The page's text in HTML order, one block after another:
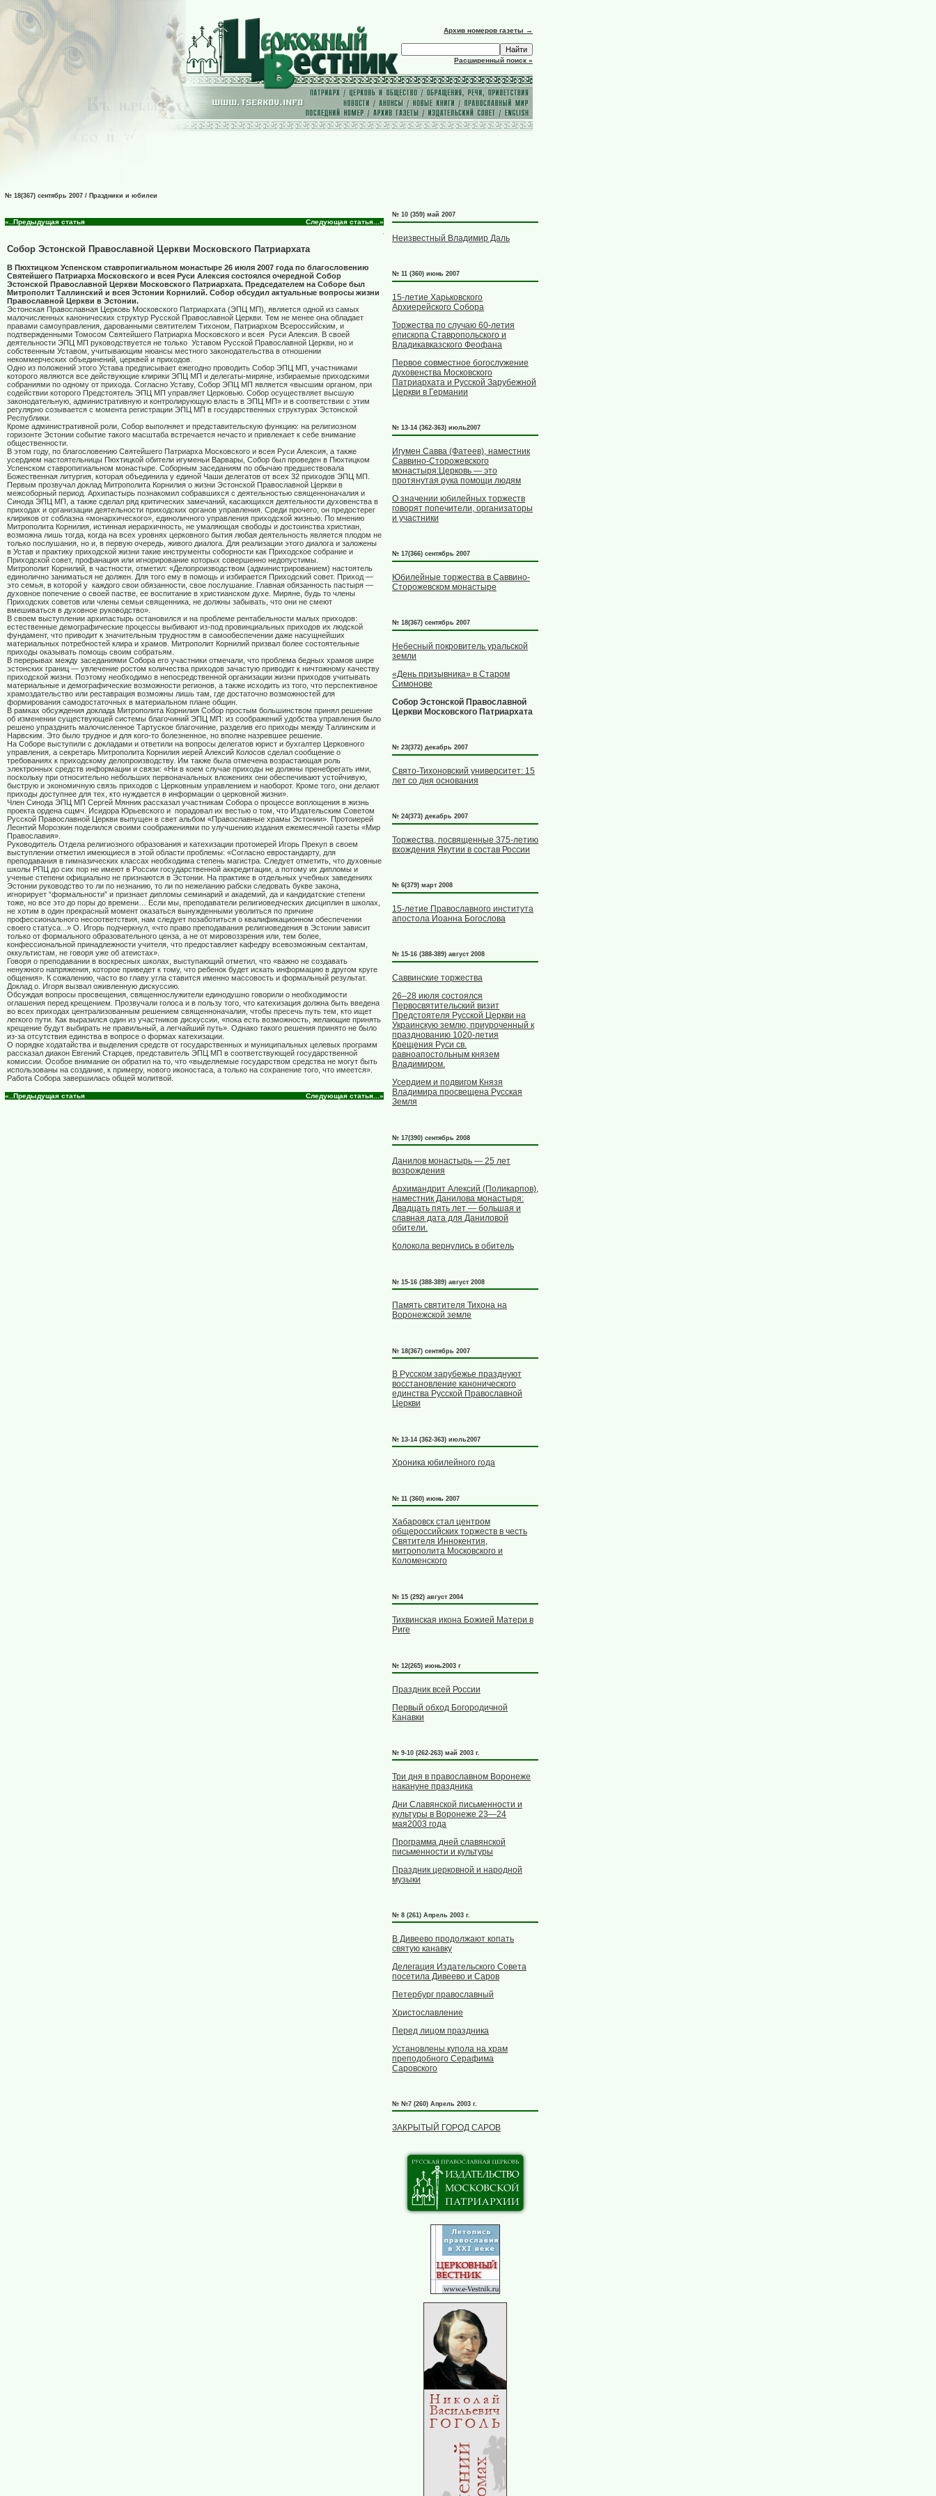
Архив номеров газеты →
Расширенный поиск »
№ 18(367) сентябрь 2007 / Праздники и юбилеи
«..Предыдущая статья Следующая статья...»
Собор Эстонской Православной Церкви Московского Патриархата
В Пюхтицком Успенском ставропигиальном монастыре 26 июля 2007 года по благословению
Святейшего Патриарха Московского и всея Руси Алексия состоялся очередной Собор
Эстонской Православной Церкви Московского Патриархата. Председателем на Соборе был
Митрополит Таллинский и всея Эстонии Корнилий. Собор обсудил актуальные вопросы жизни
Православной Церкви в Эстонии.
Эстонская Православная Церковь Московского Патриархата (ЭПЦ МП), является одной из самых
малочисленных канонических структур Русской Православной Церкви. Тем не менее она обладает
правами самоуправления, дарованными святителем Тихоном, Патриархом Всероссийским, и
подтвержденными Томосом Святейшего Патриарха Московского и всея Руси Алексия. В своей
деятельности ЭПЦ МП руководствуется не только Уставом Русской Православной Церкви, но и
собственным Уставом, учитывающим нюансы местного законодательства в отношении
некоммерческих объединений, церквей и приходов.
Одно из положений этого Устава предписывает ежегодно проводить Собор ЭПЦ МП, участниками
которого являются все действующие клирики ЭПЦ МП и делегаты-миряне, избираемые приходскими
собраниями по одному от прихода. Согласно Уставу, Собор ЭПЦ МП является «высшим органом, при
содействии которого Предстоятель ЭПЦ МП управляет Церковью. Собор осуществляет высшую
законодательную, административную и контролирующую власть в ЭПЦ МП» и в соответствии с этим
регулярно созывается с момента регистрации ЭПЦ МП в государственных структурах Эстонской
Республики.
Кроме административной роли, Собор выполняет и представительскую функцию: на религиозном
горизонте Эстонии событие такого масштаба встречается нечасто и привлекает к себе внимание
общественности.
В этом году, по благословению Святейшего Патриарха Московского и всея Руси Алексия, а также
усердием настоятельницы Пюхтицкой обители игуменьи Варвары, Собор был проведен в Пюхтицком
Успенском ставропигиальном монастыре. Соборным заседаниям по обычаю предшествовала
Божественная литургия, которая объединила у единой Чаши делегатов от всех 32 приходов ЭПЦ МП.
Первым прозвучал доклад Митрополита Корнилия о жизни Эстонской Православной Церкви в
межсоборный период. Архипастырь познакомил собравшихся с деятельностью священноначалия и
Синода ЭПЦ МП, а также сделал ряд критических замечаний, касающихся деятельности духовенства в
приходах и организации деятельности приходских органов управления. Среди прочего, он предостерег
клириков от соблазна «монархического», единоличного управления приходской жизнью. По мнению
Митрополита Корнилия, истинная иерархичность, не умаляющая свободы и достоинства христиан,
возможна лишь тогда, когда на всех уровнях церковного бытия любая деятельность является плодом не
только послушания, но и, в первую очередь, живого диалога. Для реализации этого диалога и заложены
в Устав и практику приходской жизни такие инструменты соборности как Приходское собрание и
Приходской совет, профанация или игнорирование которых совершенно недопустимы.
Митрополит Корнилий, в частности, отметил: «Делопроизводством (администрированием) настоятель
единолично заниматься не должен. Для того ему в помощь и избирается Приходский совет. Приход —
это семья, в которой у каждого свои обязанности, свое послушание. Главная обязанность пастыря —
духовное попечение о своей пастве, ее воспитание в христианском духе. Миряне, будь то члены
Приходских советов или члены семьи священника, не должны забывать, что они не смеют
вмешиваться в духовное руководство».
В своем выступлении архипастырь остановился и на проблеме рентабельности малых приходов:
естественные демографические процессы выбивают из-под провинциальных приходов их людской
фундамент, что приводит к значительным трудностям в самообеспечении даже насущнейших
материальных потребностей клира и храмов. Митрополит Корнилий призвал более состоятельные
приходы оказывать помощь своим собратьям.
В перерывах между заседаниями Собора его участники отмечали, что проблема бедных храмов шире
эстонских границ — увлечение ростом количества приходов зачастую приводит к ничтожному качеству
приходской жизни. Поэтому необходимо в непосредственной организации жизни приходов учитывать
материальные и демографические возможности регионов, а также исходить из того, что перспективное
храмоздательство или реставрация возможны лишь там, где достаточно возможностей для
формирования самодостаточных в материальном плане общин.
В рамках обсуждения доклада Митрополита Корнилия Собор простым большинством принял решение
об изменении существующей системы благочиний ЭПЦ МП: из соображений удобства управления было
решено упразднить малочисленное Тартуское благочиние, разделив его приходы между Таллинским и
Нарвским. Это было трудное и для кого-то болезненное, но вполне назревшее решение.
На Соборе выступили с докладами и ответили на вопросы делегатов юрист и бухгалтер Церковного
управления, а секретарь Митрополита Корнилия иерей Алексий Колосов сделал сообщение о
требованиях к приходскому делопроизводству. Им также была отмечена возрастающая роль
электронных средств информации и связи: «Ни в коем случае приходы не должны пренебрегать ими,
поскольку при относительно небольших первоначальных вложениях они обеспечивают устойчивую,
быструю и экономичную связь приходов с Церковным управлением и наоборот. Кроме того, они делают
приходы доступнее для тех, кто нуждается в информации о церковной жизни».
Член Синода ЭПЦ МП Сергей Мянник рассказал участникам Собора о процессе воплощения в жизнь
проекта ордена сщмч. Исидора Юрьевского и порадовал их вестью о том, что Издательским Советом
Русской Православной Церкви выпущен в свет альбом «Православные храмы Эстонии». Протоиерей
Леонтий Морозкин поделился своими соображениями по улучшению издания ежемесячной газеты «Мир
Православия».
Руководитель Отдела религиозного образования и катехизации протоиерей Игорь Прекуп в своем
выступлении отметил имеющиеся в этой области проблемы: «Согласно евростандарту, для
преподавания в гимназических классах необходима степень магистра. Следует отметить, что духовные
школы РПЦ до сих пор не имеют в России государственной аккредитации, а потому их дипломы и
ученые степени официально не признаются в Эстонии. На практике в отдельных учебных заведениях
Эстонии руководство то ли по незнанию, то ли по нежеланию рабски следовать букве закона,
игнорирует “формальности” и признает дипломы семинарий и академий, да и кандидатские степени
тоже, но все это до поры до времени… Если мы, преподаватели религиоведческих дисциплин в школах,
не хотим в один прекрасный момент оказаться вынужденными уволиться по причине
профессионального несоответствия, нам следует позаботиться о квалификационном обеспечении
своего статуса...» О. Игорь подчеркнул, «что право преподавания религиоведения в Эстонии зависит
только от формального образовательного ценза, а не от мировоззрения или, тем более,
конфессиональной принадлежности учителя, что предоставляет кафедру всевозможным сектантам,
оккультистам, не говоря уже об атеистах».
Говоря о преподавании в воскресных школах, выступающий отметил, что «важно не создавать
ненужного напряжения, которое приведет к тому, что ребенок будет искать информацию в другом круге
общения». К сожалению, часто во главу угла ставится именно массовость и формальный результат.
Доклад о. Игоря вызвал оживленную дискуссию.
Обсуждая вопросы просвещения, священнослужители единодушно говорили о необходимости
оглашения перед крещением. Прозвучали голоса и в пользу того, что катехизация должна быть введена
во всех приходах централизованным решением священноначалия, чтобы пресечь путь тем, кто ищет
легкого пути. Как выразился один из участников дискуссии, «пока есть возможность, желающие принять
крещение будут выбирать не правильный, а легчайший путь». Однако такого решения принято не было
из-за отсутствия единства в вопросе о формах катехизации.
О порядке ходатайства и выделения средств от государственных и муниципальных целевых программ
рассказал диакон Евгений Старцев, представитель ЭПЦ МП в соответствующей государственной
комиссии. Особое внимание он обратил на то, что «выделяемые государством средства не могут быть
использованы на создание, к примеру, нового иконостаса, а только на сохранение того, что имеется».
Работа Собора завершилась общей молитвой.
«..Предыдущая статья Следующая статья...»
№ 10 (359) май 2007
Неизвестный Владимир Даль
№ 11 (360) июнь 2007
15-летие Харьковского
Архиерейского Собора
Торжества по случаю 60-летия
епископа Ставропольского и
Владикавказского Феофана
Первое совместное богослужение
духовенства Московского
Патриархата и Русской Зарубежной
Церкви в Германии
№ 13-14 (362-363) июль2007
Игумен Савва (Фатеев), наместник
Саввино-Сторожевского
монастыря:Церковь — это
протянутая рука помощи людям
О значении юбилейных торжеств
говорят попечители, организаторы
и участники
№ 17(366) сентябрь 2007
Юбилейные торжества в Саввино-
Сторожевском монастыре
№ 18(367) сентябрь 2007
Небесный покровитель уральской
земли
«День призывника» в Старом
Симонове
Собор Эстонской Православной
Церкви Московского Патриархата
№ 23(372) декабрь 2007
Свято-Тихоновский университет: 15
лет со дня основания
№ 24(373) декабрь 2007
Торжества, посвященные 375-летию
вхождения Якутии в состав России
№ 6(379) март 2008
15-летие Православного института
апостола Иоанна Богослова
№ 15-16 (388-389) август 2008
Саввинские торжества
26–28 июля состоялся
Первосвятительский визит
Предстоятеля Русской Церкви на
Украинскую землю, приуроченный к
празднованию 1020-летия
Крещения Руси св.
равноапостольным князем
Владимиром.
Усердием и подвигом Князя
Владимира просвещена Русская
Земля
№ 17(390) сентябрь 2008
Данилов монастырь — 25 лет
возрождения
Архимандрит Алексий (Поликарпов),
наместник Данилова монастыря:
Двадцать пять лет — большая и
славная дата для Даниловой
обители.
Колокола вернулись в обитель
№ 15-16 (388-389) август 2008
Память святителя Тихона на
Воронежской земле
№ 18(367) сентябрь 2007
В Русском зарубежье празднуют
восстановление канонического
единства Русской Православной
Церкви
№ 13-14 (362-363) июль2007
Хроника юбилейного года
№ 11 (360) июнь 2007
Хабаровск стал центром
общероссийских торжеств в честь
Святителя Иннокентия,
митрополита Московского и
Коломенского
№ 15 (292) август 2004
Тихвинская икона Божией Матери в
Риге
№ 12(265) июнь2003 г
Праздник всей России
Первый обход Богородичной
Канавки
№ 9-10 (262-263) май 2003 г.
Три дня в православном Воронеже
накануне праздника
Дни Славянской письменности и
культуры в Воронеже 23—24
мая2003 года
Программа дней славянской
письменности и культуры
Праздник церковной и народной
музыки
№ 8 (261) Апрель 2003 г.
В Дивеево продолжают копать
святую канавку
Делегация Издательского Совета
посетила Дивеево и Саров
Петербург православный
Христославление
Перед лицом праздника
Установлены купола на храм
преподобного Серафима
Саровского
№ №7 (260) Апрель 2003 г.
ЗАКРЫТЫЙ ГОРОД САРОВ